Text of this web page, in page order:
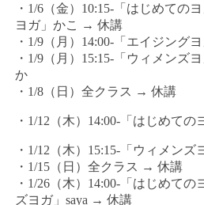
・1/6（金）10:15-「はじめての
ヨガ」かこ → 休講
・1/9（月）14:00-「エイジング
・1/9（月）15:15-「ウィメンズ
か
・1/8（日）全クラス → 休講
・1/12（木）14:00-「はじめて
・1/12（木）15:15-「ウィメン
・1/15（日）全クラス → 休講
・1/26（木）14:00-「はじめての
ズヨガ」saya → 休講